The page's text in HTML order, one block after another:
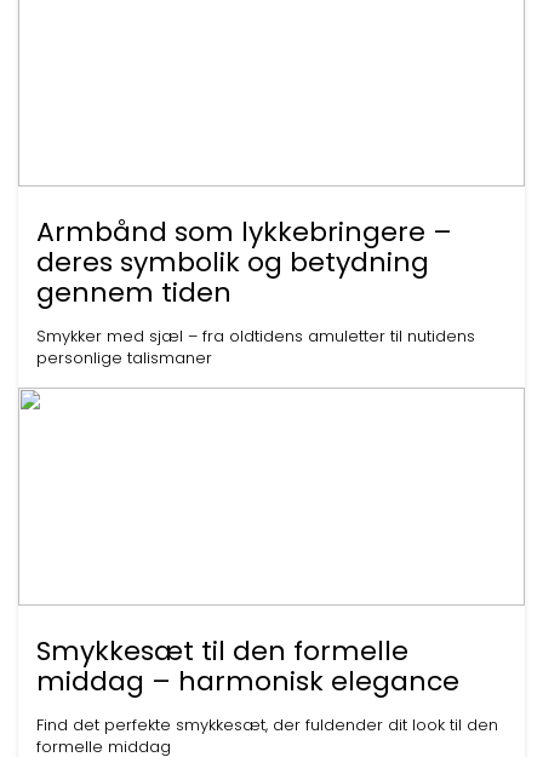
Armbånd som lykkebringere –
deres symbolik og betydning
gennem tiden
Smykker med sjæl – fra oldtidens amuletter til nutidens
personlige talismaner
Smykkesæt til den formelle
middag – harmonisk elegance
Find det perfekte smykkesæt, der fuldender dit look til den
formelle middag